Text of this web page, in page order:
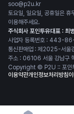
soo@p2u.kr
토요일, 일요일, 공휴일은 휴
이용해주세요.
주식회사 포인투유대표 : 최
사업자 등록번호 : 443-
통신판매업 : 제2025-서
주소 : 06106 서울 강남구
Copyright © P2U :: 포인
이용약관개인정보처리방침